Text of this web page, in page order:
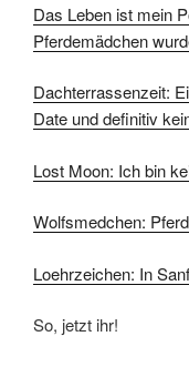
Das Leben ist mein
Pferdemädchen
Dachterrassenzeit:
Date und definitiv
Lost Moon: Ich bin
Wolfsmedchen:
Loehrzeichen: In
So, jetzt ihr!